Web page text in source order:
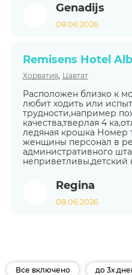
Genadijs
08.06.2026
Remisens Hotel
Хорватия, Цавтат
Расположен близко к
любит ходить или
трудности,например
качества,тверлая 4
ледяная крошка Номер
женщины персонал в
административного
неприветливы,детский
Regina
08.06.2026
Все включено до 3х